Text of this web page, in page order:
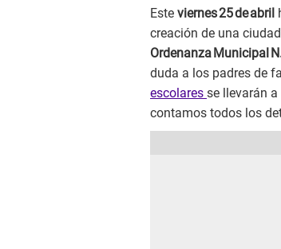
Este viernes 25 de abril
creación de una
Ordenanza Municipal
duda a los padres de
escolares se llevarán
contamos todos los